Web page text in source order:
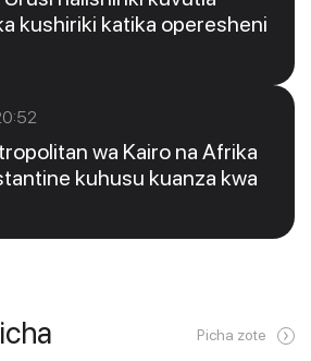
kushiriki katika operesheni
wa Kairo na Afrika
kuhusu kuanza kwa
Picha zote